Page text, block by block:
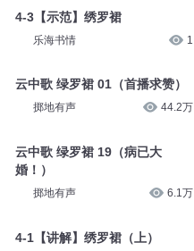
4-3【示范】绣罗裙
乐海书情 1
云中歌 绿罗裙 01（首播求赞）
掷地有声 44.2万
云中歌 绿罗裙 19（病已大
婚！）
掷地有声 6.1万
4-1【讲解】绣罗裙（上）